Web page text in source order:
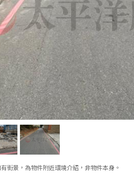
街景，為物件附近環境介紹，非物件本身。